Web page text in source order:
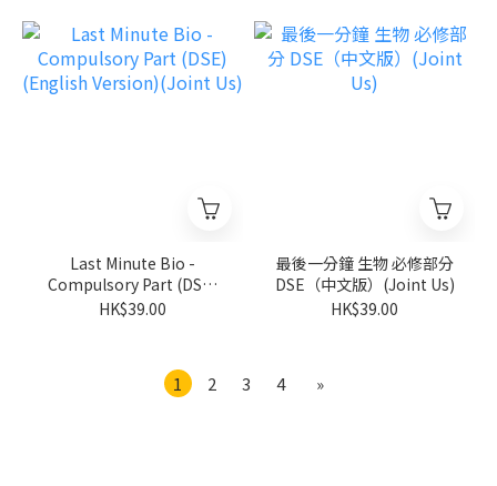
Last Minute Bio -
Compulsory Part (DSE)
(English Version)(Joint
HK$39.00
最後一分鐘 生物 必修部分
DSE（中文版）(Joint Us)
HK$39.00
1 2 3 4 »